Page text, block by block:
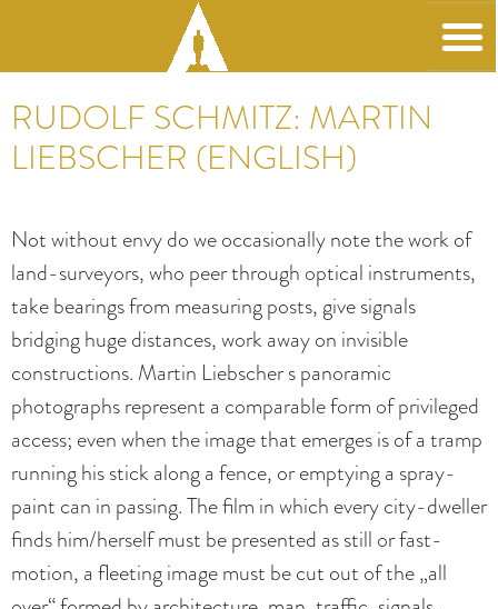
RUDOLF SCHMITZ: MARTIN
LIEBSCHER (ENGLISH)
Not without envy do we occasionally note the work of
land-surveyors, who peer through optical instruments,
take bearings from measuring posts, give signals
bridging huge distances, work away on invisible
constructions. Martin Liebscher s panoramic
photographs represent a comparable form of privileged
access; even when the image that emerges is of a tramp
running his stick along a fence, or emptying a spray-
paint can in passing. The film in which every city-dweller
finds him/herself must be presented as still or fast-
motion, a fleeting image must be cut out of the „all